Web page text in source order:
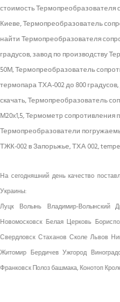
стоимость Термопреобразователя
Киеве, Термопреобразователь
найти Термопреобразователя
градусов, завод по производству
50М, Термопреобразователь
термопара ТХА-002 до 800
скачать, Термопреобразователь
М20х1,5, Термометр
Термопреобразователи
ТЖК-002 в Запорьжье, ТХА 002,
На сегодняшний день качество
Украины:
Луцк Волынь Владимир-Волынский
Новомосковск Белая Церковь
Свердловск Стаханов Сколе Львов
Житомир Бердичев Ужгород
Франковск Полоз башмака, Конотоп